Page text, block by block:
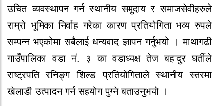
उचित व्यवस्थापन गर्न स्थानीय समुदाय र समाजसेवीहरुले
राम्रो भूमिका निर्वाह गरेका कारण प्रतियोगिता भव्य रुपले
सम्पन्न भएकोमा सबैलाई धन्यवाद ज्ञापन गर्नुभयो । माथागढी
गाउँपालिका वडा नं. ३ का वडाध्यक्ष तेज बहादुर घर्तीले
राष्ट्रपति रनिङ्ग शिल्ड प्रतियोगिताले स्थानीय स्तरमा
खेलाडी उत्पादन गर्न सहयोग पुग्ने बताउनुभयो ।